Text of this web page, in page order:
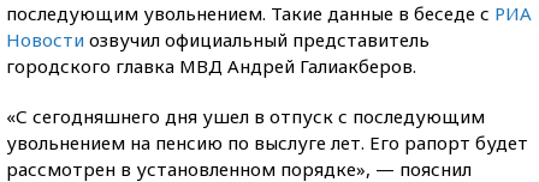
последующим увольнением. Такие данные в беседе с РИА
Новости озвучил официальный представитель
городского главка МВД Андрей Галиакберов.
«С сегодняшнего дня ушел в отпуск с последующим
увольнением на пенсию по выслуге лет. Его рапорт будет
рассмотрен в установленном порядке», — пояснил